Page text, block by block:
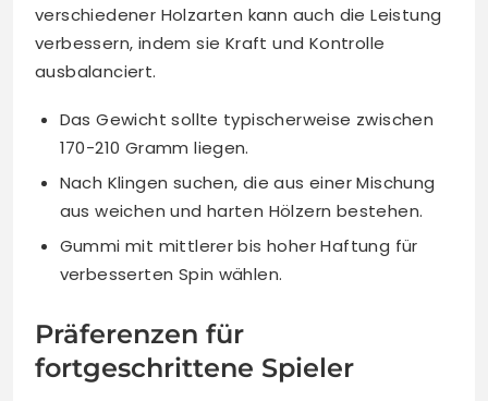
verschiedener Holzarten kann auch die Leistung
verbessern, indem sie Kraft und Kontrolle
ausbalanciert.
Das Gewicht sollte typischerweise zwischen
170-210 Gramm liegen.
Nach Klingen suchen, die aus einer Mischung
aus weichen und harten Hölzern bestehen.
Gummi mit mittlerer bis hoher Haftung für
verbesserten Spin wählen.
Präferenzen für
fortgeschrittene Spieler